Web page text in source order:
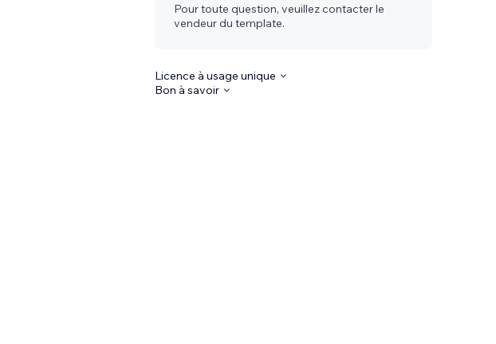
Pour toute question, veuillez contacter le
vendeur du template.
Licence à usage unique
Bon à savoir